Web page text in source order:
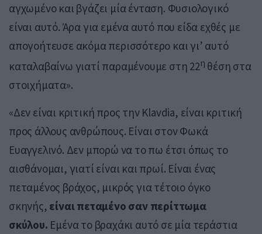
αγχωμένο και βγάζει μία ένταση. Φυσιολογικό
είναι αυτό. Άρα για εμένα αυτό που είδα εχθές με
απογοήτευσε ακόμα περισσότερο και γι’ αυτό
καταλαβαίνω γιατί παραμένουμε στη 22η θέση στα
στοιχήματα».
«Δεν είναι κριτική προς την Klavdia, είναι κριτική
προς άλλους ανθρώπους. Είναι στον Φωκά
Ευαγγελινό. Δεν μπορώ να το πω έτσι όπως το
αισθάνομαι, γιατί είναι και πρωί. Είναι ένας
πεταμένος βράχος, μικρός για τέτοιο όγκο
σκηνής, είναι πεταμένο σαν περίττωμα
σκύλου. Εμένα το βραχάκι αυτό σε μία τεράστια